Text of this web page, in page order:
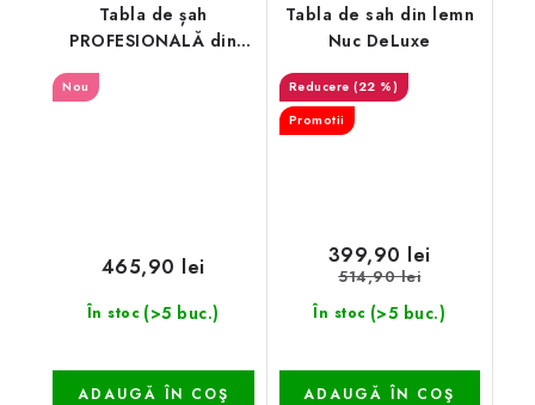
Tabla de șah
PROFESIONALĂ din
Nou
În stoc (>5 buc.)
465,90 lei
ADAUGĂ ÎN COŞ
Tabla de sah din lemn
Nuc DeLuxe
(22 %)
Promotii
În stoc (>5 buc.)
399,90 lei
514,90 lei
ADAUGĂ ÎN COŞ